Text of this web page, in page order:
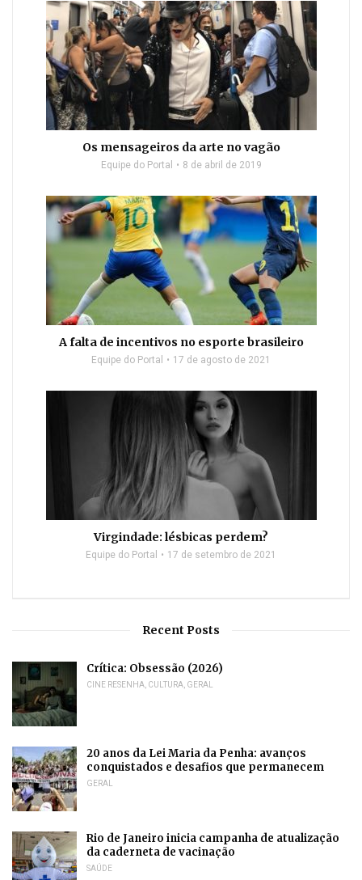
Os mensageiros da arte no vagão
Equipe do Portal 8 de abril de 2019
A falta de incentivos no esporte brasileiro
Equipe do Portal 17 de agosto de 2021
Virgindade: lésbicas perdem?
Equipe do Portal 17 de setembro de 2021
Recent Posts
Crítica: Obsessão (2026)
CINE RESENHA CULTURA GERAL
20 anos da Lei Maria da Penha: avanços
conquistados e desafios que permanecem
GERAL
Rio de Janeiro inicia campanha de atualização
da caderneta de vacinação
SAÚDE